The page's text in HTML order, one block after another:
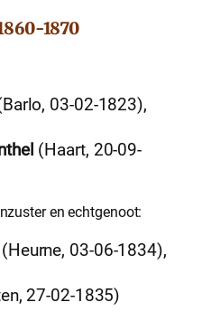
1870
03-02-1823),
(Haart, 20-09-
en echtgenoot:
03-06-1834),
27-02-1835)